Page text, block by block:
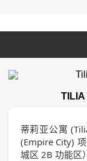
TILIA
蒂莉亚公寓
(Empire City)
城区 2B 功能区